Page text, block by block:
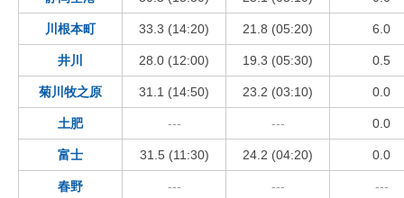
川根本町 33.3 (14:20) 21.8 (05:20) 6.0
井川 28.0 (12:00) 19.3 (05:30) 0.5
菊川牧之原 31.1 (14:50) 23.2 (03:10) 0.0
土肥 --- --- 0.0
富士 31.5 (11:30) 24.2 (04:20) 0.0
春野 --- --- ---